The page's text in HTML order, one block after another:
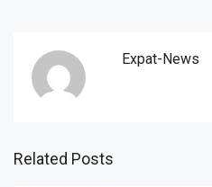
Expat-News
Related Posts